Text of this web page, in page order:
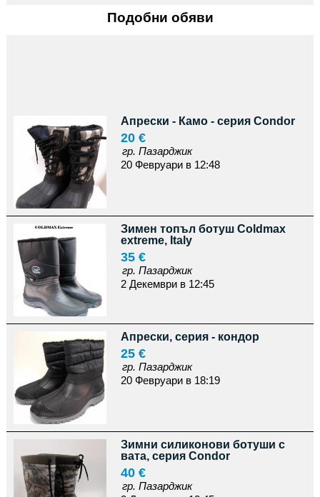
Подобни обяви
Апрески - Камо - серия Condor
20 €
гр. Пазарджик
20 Февруари в 12:48
Зимен топъл ботуш Coldmax
extreme, Italy
35 €
гр. Пазарджик
2 Декември в 12:45
Апрески, серия - кондор
25 €
гр. Пазарджик
20 Февруари в 18:19
Зимни силиконови ботуши с
вата, серия Condor
40 €
гр. Пазарджик